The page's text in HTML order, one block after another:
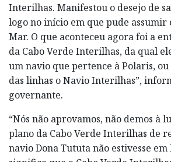
Interilhas. Manifestou o desejo de
logo no início em que pude
Mar. O que aconteceu agora foi a
da Cabo Verde Interilhas, da qual
um navio que pertence à Polaris,
das linhas o Navio Interilhas”,
governante.
“Nós não aprovamos, não demos à
plano da Cabo Verde Interilhas de
navio Dona Tututa não estivesse em